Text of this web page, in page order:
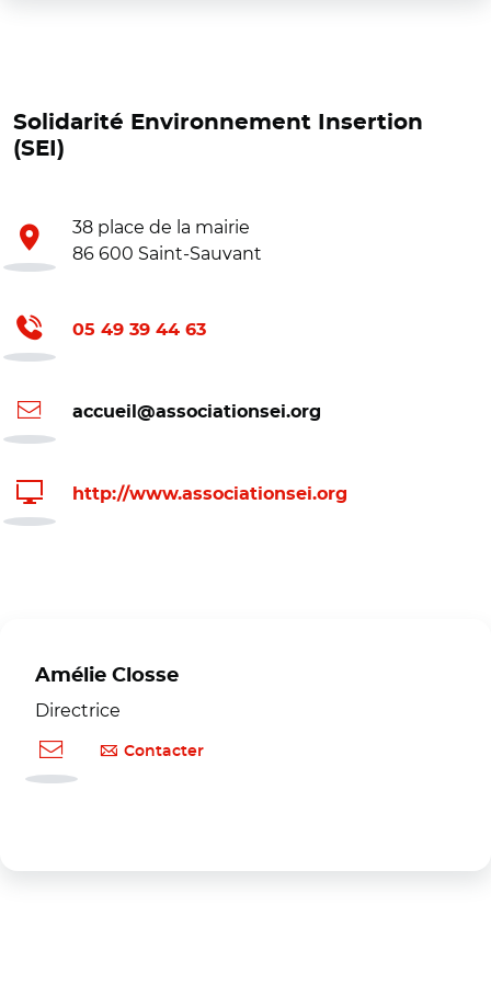
Solidarité Environnement Insertion
(SEI)
38 place de la mairie
86 600 Saint-Sauvant
05 49 39 44 63
accueil@associationsei.org
http://www.associationsei.org
Amélie Closse
Directrice
Contacter